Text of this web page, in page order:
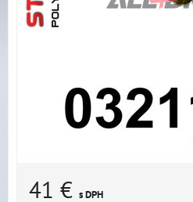
41 € s DPH